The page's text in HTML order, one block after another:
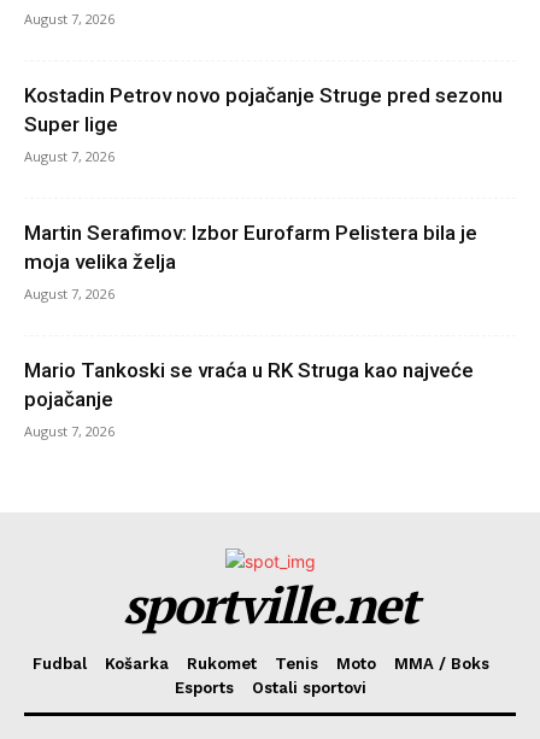
August 7, 2026
Kostadin Petrov novo pojačanje Struge pred sezonu
Super lige
August 7, 2026
Martin Serafimov: Izbor Eurofarm Pelistera bila je
moja velika želja
August 7, 2026
Mario Tankoski se vraća u RK Struga kao najveće
pojačanje
August 7, 2026
sportville.net
Fudbal Košarka Rukomet Tenis Moto
MMA / Boks
Esports
Ostali sportovi